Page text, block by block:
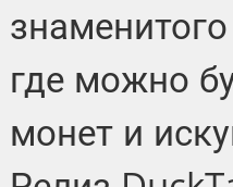
где можно
монет и